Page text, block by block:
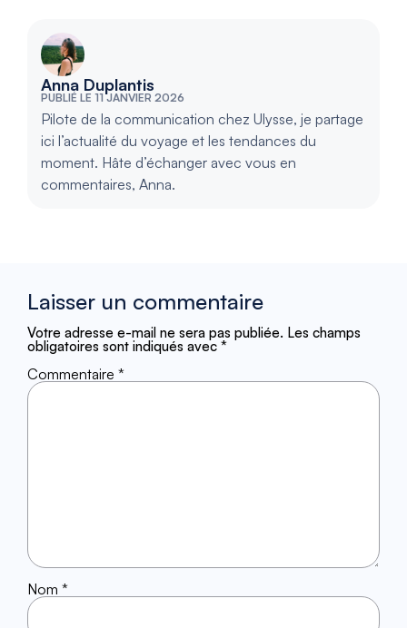
Anna Duplantis
PUBLIÉ LE 11 JANVIER 2026
Pilote de la communication chez Ulysse, je partage
ici l’actualité du voyage et les tendances du
moment. Hâte d’échanger avec vous en
commentaires, Anna.
Laisser un commentaire
Votre adresse e-mail ne sera pas publiée. Les champs
obligatoires sont indiqués avec *
Commentaire *
Nom *